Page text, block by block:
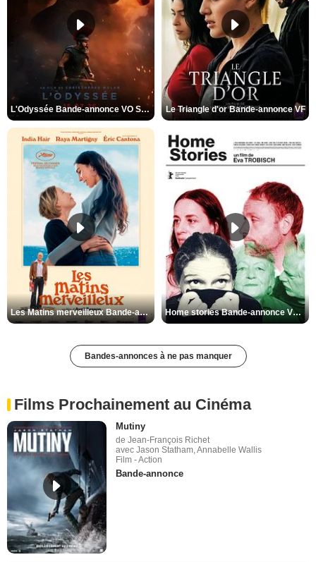
L'Odyssée Bande-annonce VO STFR Le Triangle d'or Bande-annonce VF
Les Matins merveilleux Bande-annonce VF Home stories Bande-annonce VO STFR
Bandes-annonces à ne pas manquer
Films Prochainement au Cinéma
Mutiny
de Jean-François Richet
avec Jason Statham, Annabelle Wallis
Film - Action
Bande-annonce